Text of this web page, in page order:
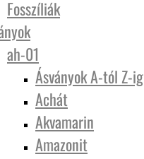
Fosszíliák
ah-01
Ásványok A-tól Z-ig
Achát
Akvamarin
Amazonit